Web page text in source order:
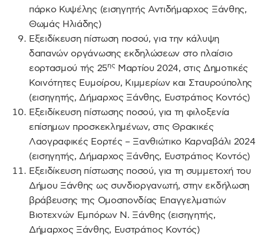
πάρκο Κυψέλης (εισηγητής Αντιδήμαρχος Ξάνθης,
Θωμάς Ηλιάδης)
Εξειδίκευση πίστωση ποσού, για την κάλυψη
δαπανών οργάνωσης εκδηλώσεων στο πλαίσιο
εορτασμού τής 25ης
Μαρτίου 2024, στις Δημοτικές
Κοινότητες Ευμοίρου, Κιμμερίων και Σταυρούπολης
(εισηγητής, Δήμαρχος Ξάνθης, Ευστράτιος Κοντός)
Εξειδίκευση πίστωσης ποσού, για τη φιλοξενία
επίσημων προσκεκλημένων, στις Θρακικές
Λαογραφικές Εορτές – Ξανθιώτικο Καρναβάλι 2024
(εισηγητής, Δήμαρχος Ξάνθης, Ευστράτιος Κοντός)
Εξειδίκευση πίστωσης ποσού, για τη συμμετοχή του
Δήμου Ξάνθης ως συνδιοργανωτή, στην εκδήλωση
βράβευσης της Ομοσπονδίας Επαγγελματιών
Βιοτεχνών Εμπόρων Ν. Ξάνθης (εισηγητής,
Δήμαρχος Ξάνθης, Ευστράτιος Κοντός)